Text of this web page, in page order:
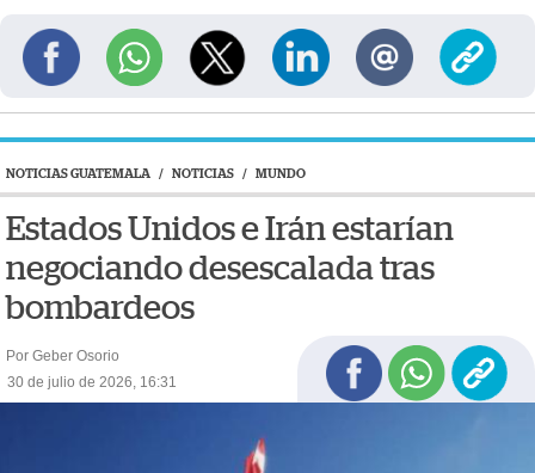
NOTICIAS GUATEMALA / NOTICIAS / MUNDO
Estados Unidos e Irán estarían
negociando desescalada tras
bombardeos
Por Geber Osorio
30 de julio de 2026, 16:31